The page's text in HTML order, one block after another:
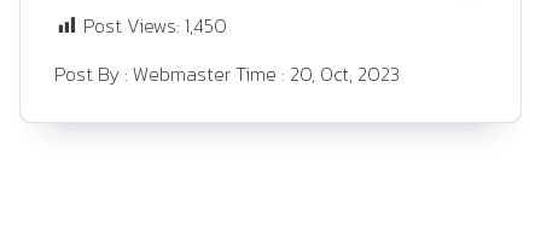
Post Views: 1,450
Post By : WebmasterTime : 20, Oct, 2023